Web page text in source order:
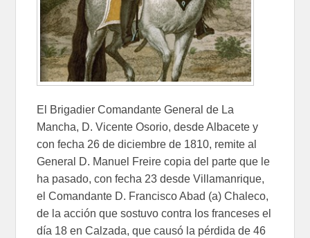
El Brigadier Comandante General de La
Mancha, D. Vicente Osorio, desde Albacete y
con fecha 26 de diciembre de 1810, remite al
General D. Manuel Freire copia del parte que le
ha pasado, con fecha 23 desde Villamanrique,
el Comandante D. Francisco Abad (a) Chaleco,
de la acción que sostuvo contra los franceses el
día 18 en Calzada, que causó la pérdida de 46